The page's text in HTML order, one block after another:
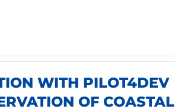
WITH PILOT4DEV
OF COASTAL